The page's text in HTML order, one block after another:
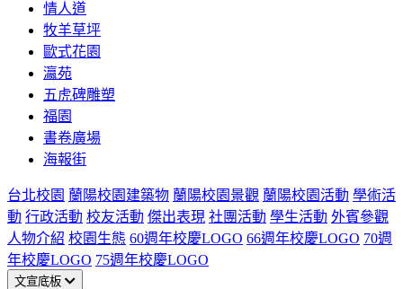
情人道
牧羊草坪
歐式花園
瀛苑
五虎碑雕塑
福園
書卷廣場
海報街
台北校園 蘭陽校園建築物 蘭陽校園景觀 蘭陽校園活動 學術活
動 行政活動 校友活動 傑出表現 社團活動 學生活動 外賓參觀
人物介紹 校園生態 60週年校慶LOGO 66週年校慶LOGO 70週
年校慶LOGO 75週年校慶LOGO
文宣底板